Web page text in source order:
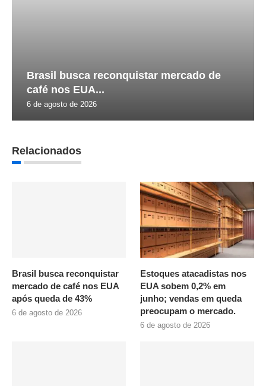
Brasil busca reconquistar mercado de
café nos EUA...
6 de agosto de 2026
Relacionados
Brasil busca reconquistar
mercado de café nos EUA
após queda de 43%
6 de agosto de 2026
Estoques atacadistas nos
EUA sobem 0,2% em
junho; vendas em queda
preocupam o mercado.
6 de agosto de 2026